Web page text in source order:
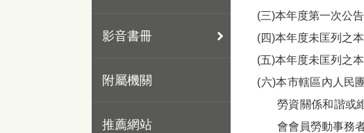
影音書冊
附屬機關
推薦網站
(三)本年度第一次公
(四)本年度未匡列之
(五)本年度未匡列之
(六)本市轄區內人民
勞資關係和諧或
會會員勞動事務